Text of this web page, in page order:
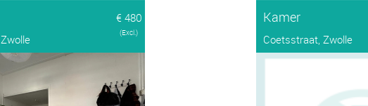
€ 480
(Excl.)
Kamer
Coetsstraat, Zwolle